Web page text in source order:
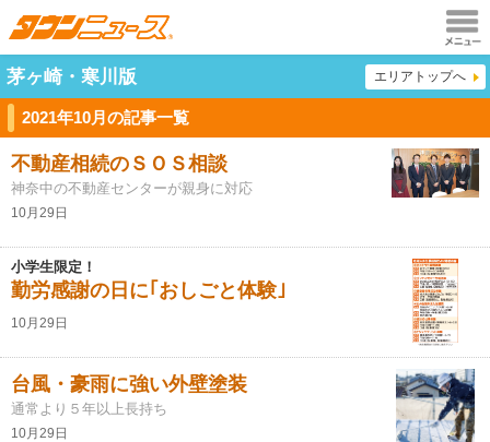
メニュ
ー
茅ヶ崎・寒川版 エリアトップへ
2021年10月の記事一覧
不動産相続のＳＯＳ相談
神奈中の不動産センターが親身に対応
10月29日
小学生限定！
勤労感謝の日に｢おしごと体験｣
10月29日
台風・豪雨に強い外壁塗装
通常より５年以上長持ち
10月29日